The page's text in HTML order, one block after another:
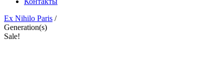
Ex Nihilo Paris /
Generation(s)
Sale!